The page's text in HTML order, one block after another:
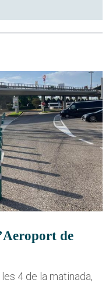
de
4 de la matinada,